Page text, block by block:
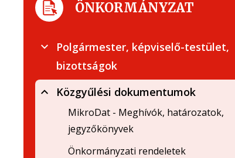
ÖNKORMÁNYZAT
Polgármester, képviselő-testület,
bizottságok
Közgyűlési dokumentumok
MikroDat - Meghívók, határozatok,
jegyzőkönyvek
Önkormányzati rendeletek